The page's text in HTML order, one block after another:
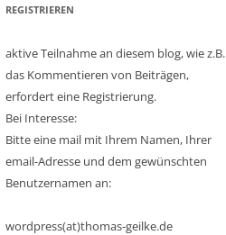
REGISTRIEREN
aktive Teilnahme an diesem blog, wie z.B.
das Kommentieren von Beiträgen,
erfordert eine Registrierung.
Bei Interesse:
Bitte eine mail mit Ihrem Namen, Ihrer
email-Adresse und dem gewünschten
Benutzernamen an:
wordpress(at)thomas-geilke.de